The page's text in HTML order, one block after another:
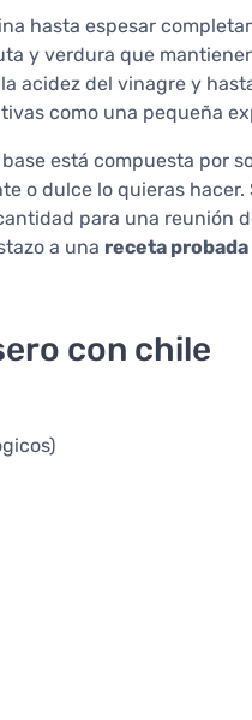
hasta espesar
y verdura que
acidez del vinagre y
como una pequeña
está compuesta por
o dulce lo quieras hacer.
para una reunión
a una receta
con chile